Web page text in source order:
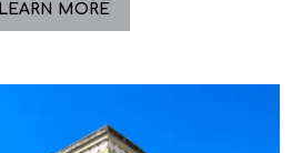
LEARN MORE